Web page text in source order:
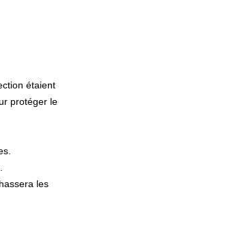
étaient
protéger le
les